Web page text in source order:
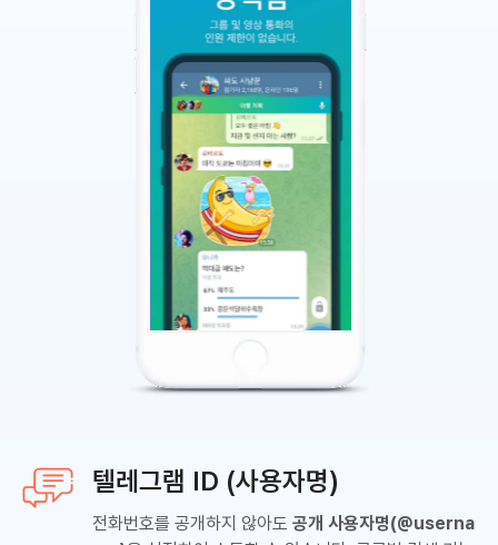
텔레그램 ID (사용자명)
전화번호를 공개하지 않아도 공개 사용자명(@userna